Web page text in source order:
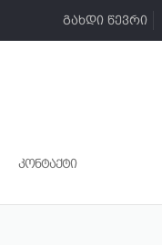
გახდი წევრი
კონტაქტი